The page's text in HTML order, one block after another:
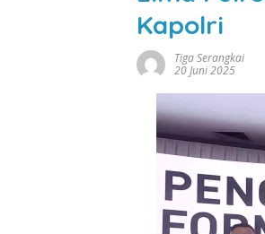
Kapolri
Tiga Serangkai
20 Juni 2025